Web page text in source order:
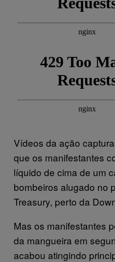
Vídeos da ação
que os manifestantes
líquido de cima de um
bombeiros alugado no
Treasury, perto da
Mas os manifestantes
da mangueira em
acabou atingindo